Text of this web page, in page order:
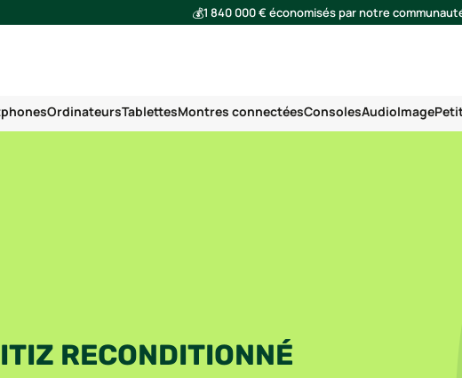
💰1 840 000 € économisés par notre
OrdinateursTablettesMontres connectéesConsolesAudioImage
RECONDITIONNÉ